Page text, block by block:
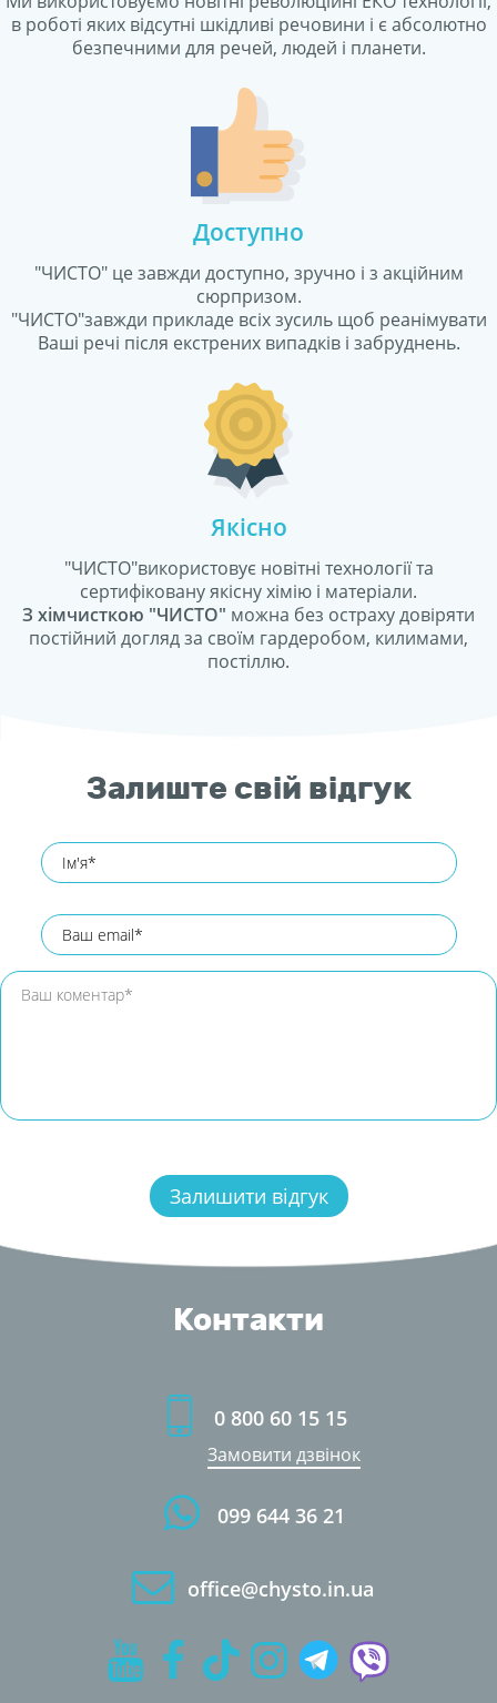
роботі яких відсутні шкідливі речовини і є абсолютно
езпечними для речей, людей і планети.
Доступно
"ЧИСТО" це завжди доступно, зручно і з акційним
сюрпризом.
"ЧИСТО"завжди прикладе всіх зусиль щоб реанімувати
аші речі після екстрених випадків і забруднень.
Якісно
"ЧИСТО"використовує новітні технології та
сертифіковану якісну хімію і матеріали.
З хімчисткою "ЧИСТО" можна без остраху довіряти
постійний догляд за своїм гардеробом, килимами,
постіллю.
Залиште свій відгук
Контакти
0 800 60 15 15
Замовити дзвінок
099 644 36 21
office@chysto.in.ua